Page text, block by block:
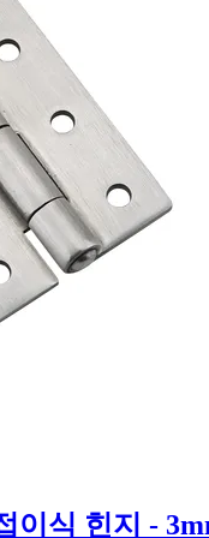
이식 힌지 -